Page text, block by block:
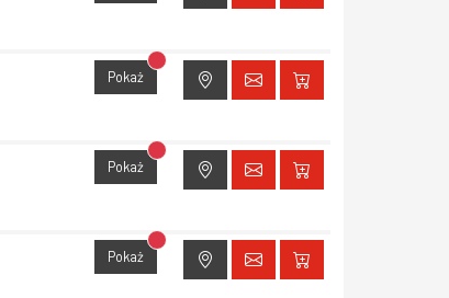
Pokaż Brak dostępu do lokalizacji
Pokaż Brak dostępu do lokalizacji
Pokaż Brak dostępu do lokalizacji